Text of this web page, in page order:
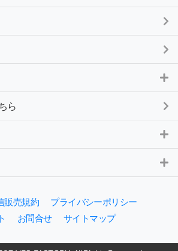
ら
販売規約
プライバシーポリシー
お問合せ サイトマップ